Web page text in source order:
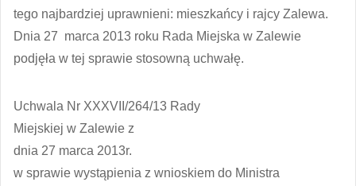
tego najbardziej uprawnieni: mieszkańcy i rajcy Zalewa.
Dnia 27 marca 2013 roku Rada Miejska w Zalewie
podjęła w tej sprawie stosowną uchwałę.
Uchwala Nr XXXVII/264/13 Rady
Miejskiej w Zalewie z
dnia 27 marca 2013r.
w sprawie wystąpienia z wnioskiem do Ministra